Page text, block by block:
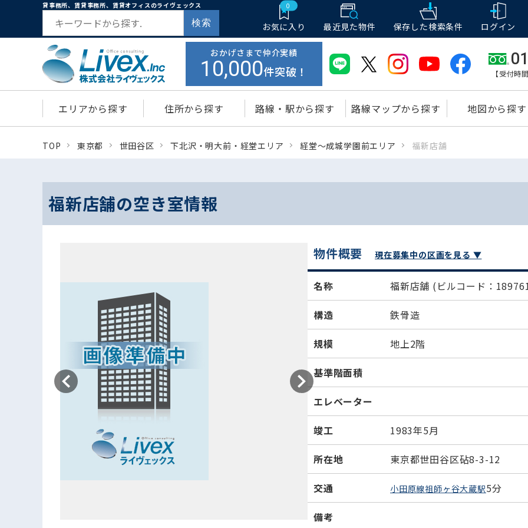
貸事務所、賃貸事務所、賃貸オフィスのライヴェックス
検索
0
お気に入り 最近見た物件 保存した検索条件 ログイン
おかげさまで仲介実績
10,000件突破！ 【受付時
エリアから探す 住所から探す 路線・駅から探す 路線マップから探す 地図から探す
TOP 東京都 世田谷区 下北沢・明大前・経堂エリア 経堂～成城学園前エリア 福新店舗
福新店舗の空き室情報
物件概要 現在募集中の区画を見る ▼
名称 福新店舗 (ビルコード：
構造 鉄骨造
規模 地上2階
基準階面積
エレベーター
竣工 1983年5月
所在地 東京都世田谷区砧8-3-12
交通 小田原線祖師ヶ谷大蔵駅5分
備考